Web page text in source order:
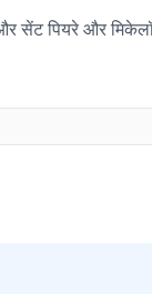
सेंट पियरे और